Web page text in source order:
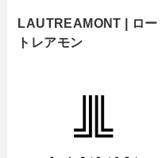
LAUTREAMONT | ロー
トレアモン